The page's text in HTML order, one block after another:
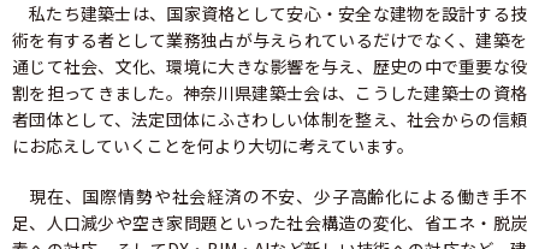
法定講習
建築士定期講習
建築士会を利用する
私たち建築士は、国家資格として安心・安全な建物を設計する技
術を有する者として業務独占が与えられているだけでなく、建築を
通じて社会、文化、環境に大きな影響を与え、歴史の中で重要な役
割を担ってきました。神奈川県建築士会は、こうした建築士の資格
者団体として、法定団体にふさわしい体制を整え、社会からの信頼
にお応えしていくことを何より大切に考えています。
現在、国際情勢や社会経済の不安、少子高齢化による働き手不
足、人口減少や空き家問題といった社会構造の変化、省エネ・脱炭